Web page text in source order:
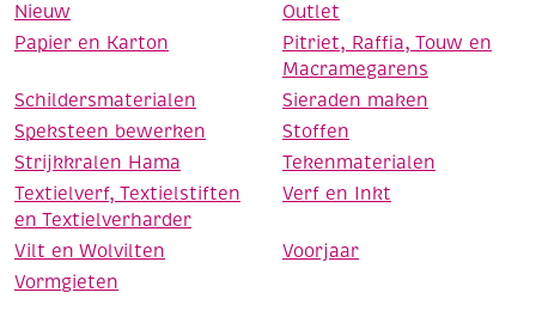
Nieuw
Outlet
Papier en Karton
Pitriet, Raffia, Touw en
Macramegarens
Schildersmaterialen
Sieraden maken
Speksteen bewerken
Stoffen
Strijkkralen Hama
Tekenmaterialen
Textielverf, Textielstiften
en Textielverharder
Verf en Inkt
Vilt en Wolvilten
Voorjaar
Vormgieten